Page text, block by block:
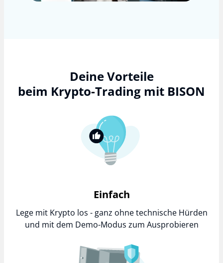
Deine Vorteile
beim Krypto-Trading mit BISON
Einfach
Lege mit Krypto los - ganz ohne technische Hürden
und mit dem Demo-Modus zum Ausprobieren